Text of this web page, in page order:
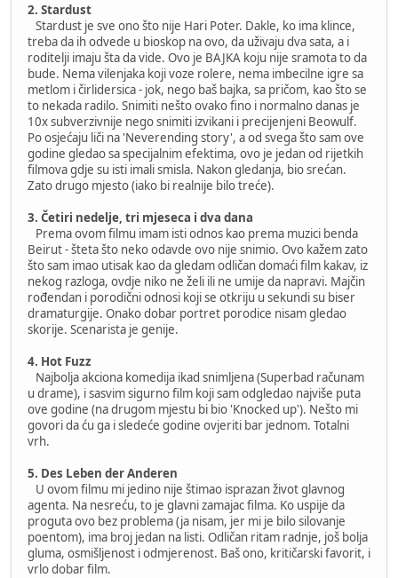
2. Stardust
Stardust je sve ono što nije Hari Poter. Dakle, ko ima klince,
treba da ih odvede u bioskop na ovo, da uživaju dva sata, a i
roditelji imaju šta da vide. Ovo je BAJKA koju nije sramota to da
bude. Nema vilenjaka koji voze rolere, nema imbecilne igre sa
metlom i čirlidersica - jok, nego baš bajka, sa pričom, kao što se
to nekada radilo. Snimiti nešto ovako fino i normalno danas je
10x subverzivnije nego snimiti izvikani i precijenjeni Beowulf.
Po osjećaju liči na 'Neverending story', a od svega što sam ove
godine gledao sa specijalnim efektima, ovo je jedan od rijetkih
filmova gdje su isti imali smisla. Nakon gledanja, bio srećan.
Zato drugo mjesto (iako bi realnije bilo treće).
3. Četiri nedelje, tri mjeseca i dva dana
Prema ovom filmu imam isti odnos kao prema muzici benda
Beirut - šteta što neko odavde ovo nije snimio. Ovo kažem zato
što sam imao utisak kao da gledam odličan domaći film kakav, iz
nekog razloga, ovdje niko ne želi ili ne umije da napravi. Majčin
rođendan i porodični odnosi koji se otkriju u sekundi su biser
dramaturgije. Onako dobar portret porodice nisam gledao
skorije. Scenarista je genije.
4. Hot Fuzz
Najbolja akciona komedija ikad snimljena (Superbad računam
u drame), i sasvim sigurno film koji sam odgledao najviše puta
ove godine (na drugom mjestu bi bio 'Knocked up'). Nešto mi
govori da ću ga i sledeće godine ovjeriti bar jednom. Totalni
vrh.
5. Des Leben der Anderen
U ovom filmu mi jedino nije štimao isprazan život glavnog
agenta. Na nesreću, to je glavni zamajac filma. Ko uspije da
proguta ovo bez problema (ja nisam, jer mi je bilo silovanje
poentom), ima broj jedan na listi. Odličan ritam radnje, još bolja
gluma, osmišljenost i odmjerenost. Baš ono, kritičarski favorit, i
vrlo dobar film.